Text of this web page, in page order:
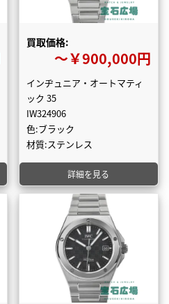
買取価格:
〜￥900,000円
インヂュニア・オートマティ
ック 35
IW324906
色:ブラック
材質:ステンレス
詳細を見る